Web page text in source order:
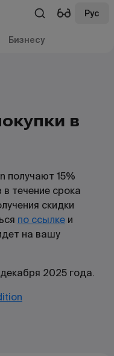
Рус
Бизнесу
в
получают 15%
в течение срока
скидки
по ссылке и
на вашу
2025 года.